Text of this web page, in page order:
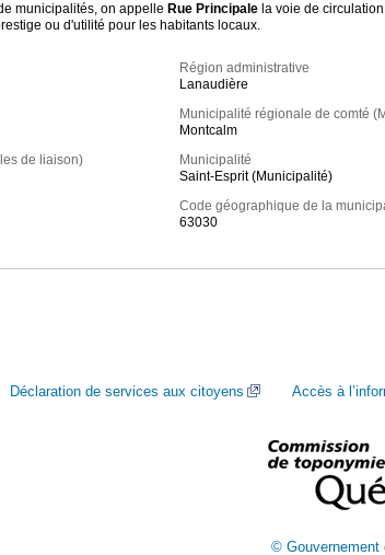
municipalités, on appelle Rue Principale la voie de
ou d'utilité pour les habitants locaux.
de liaison)
Région administrative
Lanaudière
Municipalité régionale de comté
Montcalm
Municipalité
Saint-Esprit (Municipalité)
Code géographique de la
63030
Déclaration de services aux citoyens Accès à
© Gouvernement